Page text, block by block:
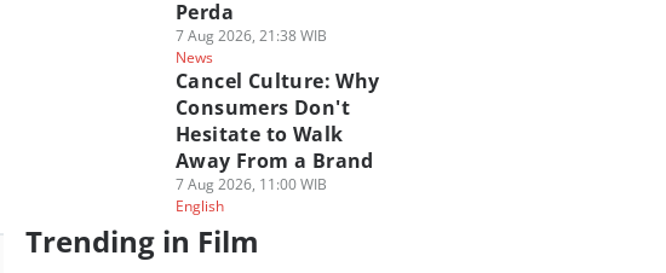
Perda
7 Aug 2026, 21:38 WIB
News
Cancel Culture: Why
Consumers Don't
Hesitate to Walk
Away From a Brand
7 Aug 2026, 11:00 WIB
English
Trending in Film